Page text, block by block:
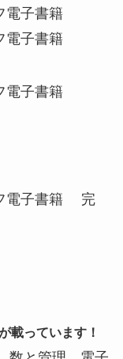
載っています！